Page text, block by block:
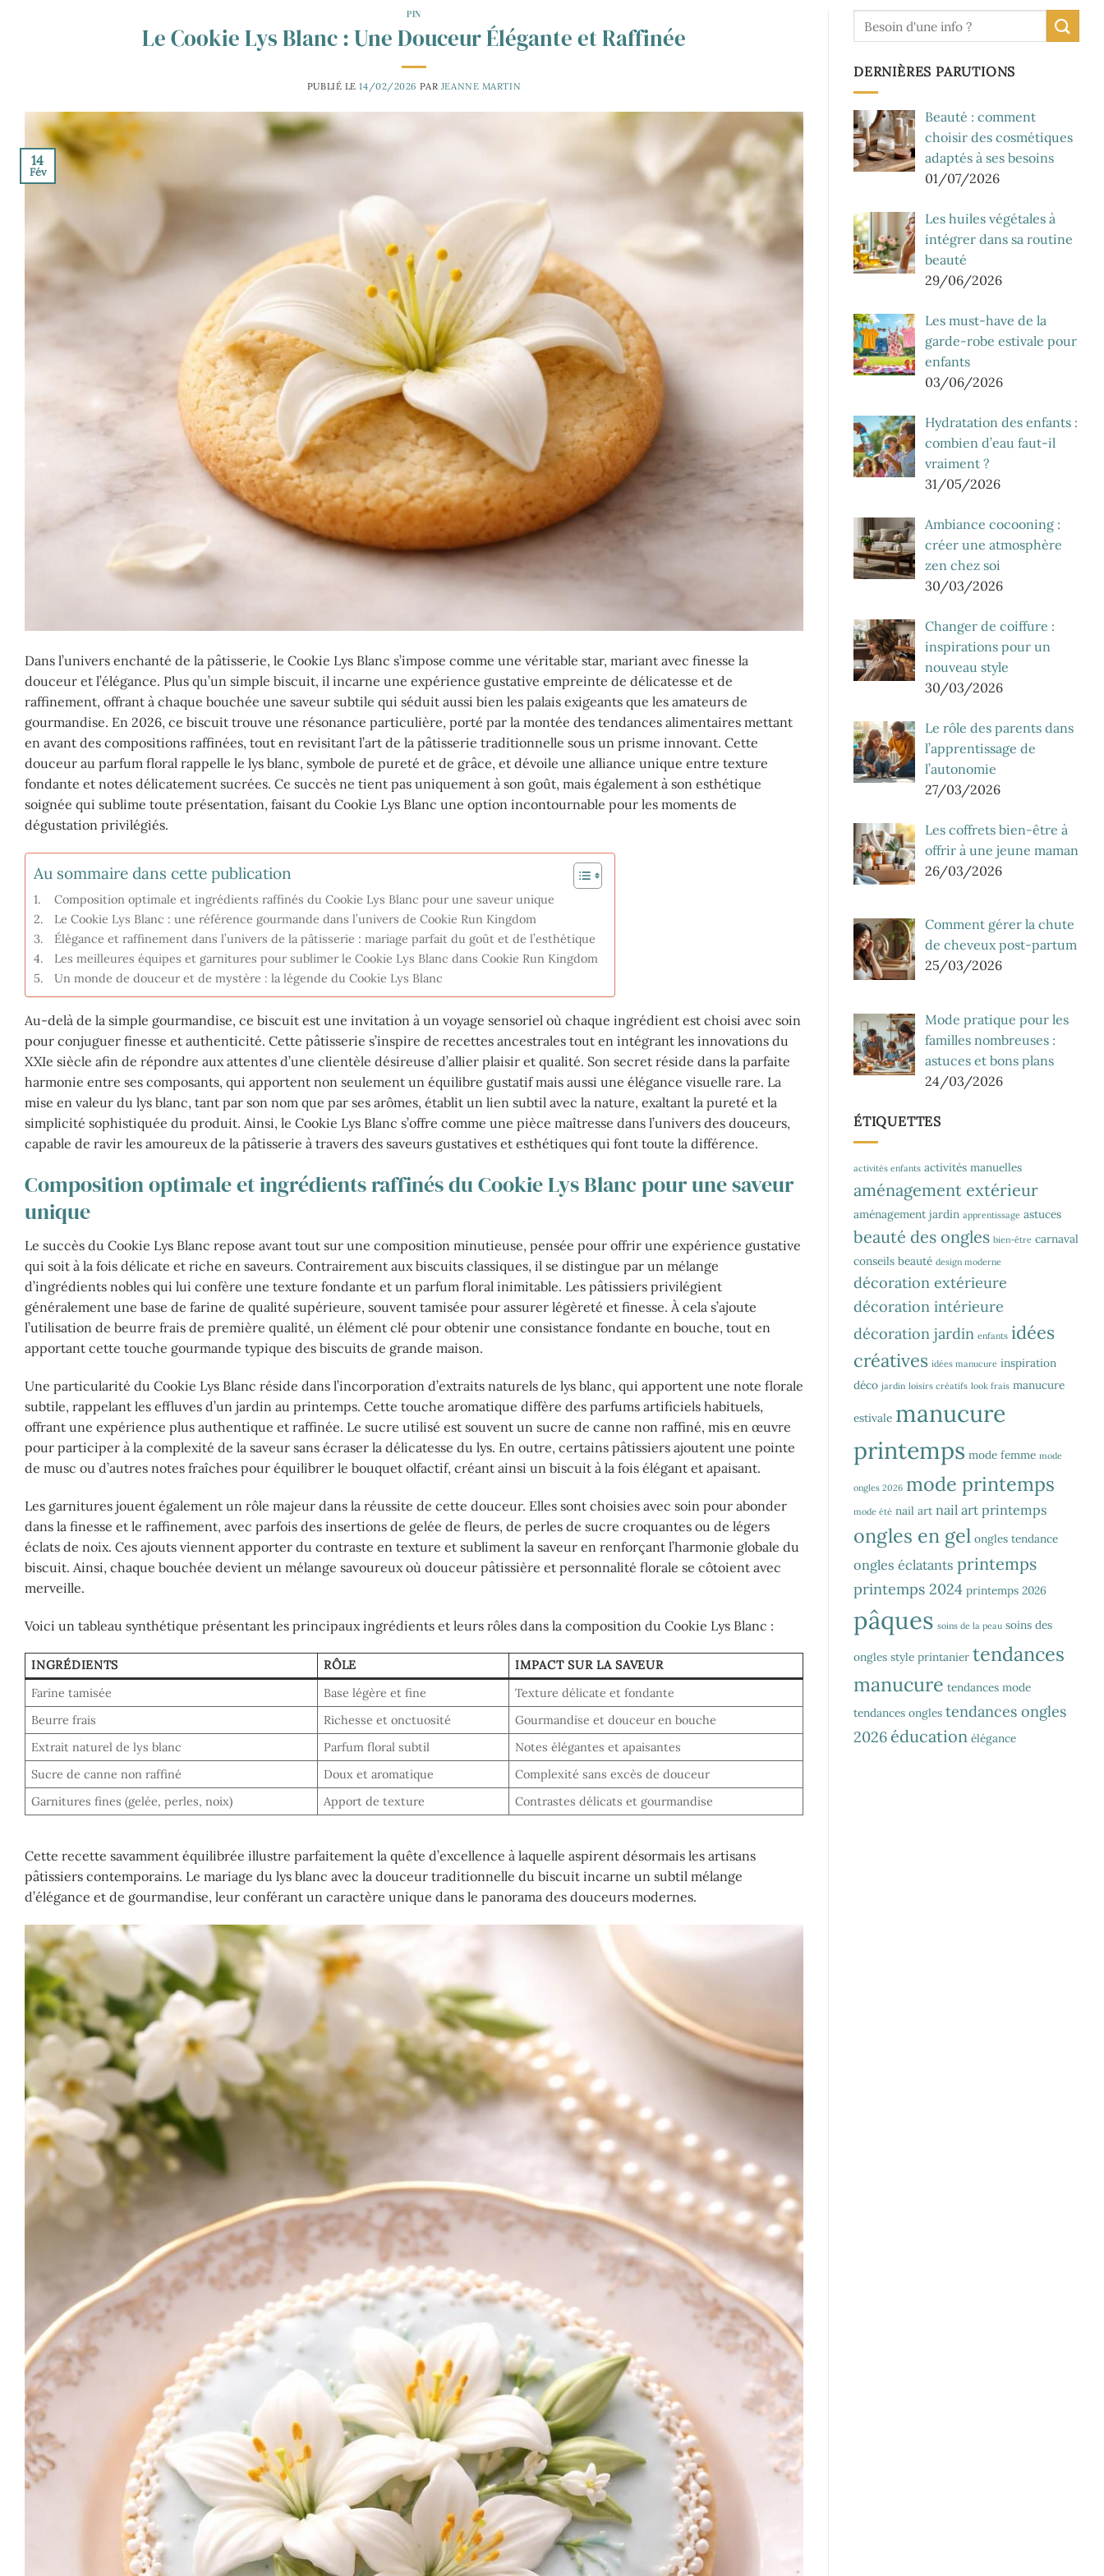
PIN
Le Cookie Lys Blanc : Une Douceur Élégante et Raffinée
PUBLIÉ LE14/02/2026 PAR JEANNE MARTIN
14
Fév
Dans l’univers enchanté de la pâtisserie, le Cookie Lys Blanc s’impose comme une véritable star, mariant avec finesse la
douceur et l’élégance. Plus qu’un simple biscuit, il incarne une expérience gustative empreinte de délicatesse et de
raffinement, offrant à chaque bouchée une saveur subtile qui séduit aussi bien les palais exigeants que les amateurs de
gourmandise. En 2026, ce biscuit trouve une résonance particulière, porté par la montée des tendances alimentaires mettant
en avant des compositions raffinées, tout en revisitant l’art de la pâtisserie traditionnelle sous un prisme innovant. Cette
douceur au parfum floral rappelle le lys blanc, symbole de pureté et de grâce, et dévoile une alliance unique entre texture
fondante et notes délicatement sucrées. Ce succès ne tient pas uniquement à son goût, mais également à son esthétique
soignée qui sublime toute présentation, faisant du Cookie Lys Blanc une option incontournable pour les moments de
dégustation privilégiés.
Au sommaire dans cette publication
Composition optimale et ingrédients raffinés du Cookie Lys Blanc pour une saveur unique
Le Cookie Lys Blanc : une référence gourmande dans l’univers de Cookie Run Kingdom
Élégance et raffinement dans l’univers de la pâtisserie : mariage parfait du goût et de l’esthétique
Les meilleures équipes et garnitures pour sublimer le Cookie Lys Blanc dans Cookie Run Kingdom
Un monde de douceur et de mystère : la légende du Cookie Lys Blanc
Au-delà de la simple gourmandise, ce biscuit est une invitation à un voyage sensoriel où chaque ingrédient est choisi avec soin
pour conjuguer finesse et authenticité. Cette pâtisserie s’inspire de recettes ancestrales tout en intégrant les innovations du
XXIe siècle afin de répondre aux attentes d’une clientèle désireuse d’allier plaisir et qualité. Son secret réside dans la parfaite
harmonie entre ses composants, qui apportent non seulement un équilibre gustatif mais aussi une élégance visuelle rare. La
mise en valeur du lys blanc, tant par son nom que par ses arômes, établit un lien subtil avec la nature, exaltant la pureté et la
simplicité sophistiquée du produit. Ainsi, le Cookie Lys Blanc s’offre comme une pièce maîtresse dans l’univers des douceurs,
capable de ravir les amoureux de la pâtisserie à travers des saveurs gustatives et esthétiques qui font toute la différence.
Composition optimale et ingrédients raffinés du Cookie Lys Blanc pour une saveur
unique
Le succès du Cookie Lys Blanc repose avant tout sur une composition minutieuse, pensée pour offrir une expérience gustative
qui soit à la fois délicate et riche en saveurs. Contrairement aux biscuits classiques, il se distingue par un mélange
d’ingrédients nobles qui lui confère une texture fondante et un parfum floral inimitable. Les pâtissiers privilégient
généralement une base de farine de qualité supérieure, souvent tamisée pour assurer légèreté et finesse. À cela s’ajoute
l’utilisation de beurre frais de première qualité, un élément clé pour obtenir une consistance fondante en bouche, tout en
apportant cette touche gourmande typique des biscuits de grande maison.
Une particularité du Cookie Lys Blanc réside dans l’incorporation d’extraits naturels de lys blanc, qui apportent une note florale
subtile, rappelant les effluves d’un jardin au printemps. Cette touche aromatique diffère des parfums artificiels habituels,
offrant une expérience plus authentique et raffinée. Le sucre utilisé est souvent un sucre de canne non raffiné, mis en œuvre
pour participer à la complexité de la saveur sans écraser la délicatesse du lys. En outre, certains pâtissiers ajoutent une pointe
de musc ou d’autres notes fraîches pour équilibrer le bouquet olfactif, créant ainsi un biscuit à la fois élégant et apaisant.
Les garnitures jouent également un rôle majeur dans la réussite de cette douceur. Elles sont choisies avec soin pour abonder
dans la finesse et le raffinement, avec parfois des insertions de gelée de fleurs, de perles de sucre croquantes ou de légers
éclats de noix. Ces ajouts viennent apporter du contraste en texture et subliment la saveur en renforçant l’harmonie globale du
biscuit. Ainsi, chaque bouchée devient un mélange savoureux où douceur pâtissière et personnalité florale se côtoient avec
merveille.
Voici un tableau synthétique présentant les principaux ingrédients et leurs rôles dans la composition du Cookie Lys Blanc :
INGRÉDIENTS RÔLE
IMPACT SUR LA SAVEUR
Farine tamisée
Base légère et fine
Texture délicate et fondante
Beurre frais
Richesse et onctuosité
Gourmandise et douceur en bouche
Extrait naturel de lys blanc
Parfum floral subtil
Notes élégantes et apaisantes
Sucre de canne non raffiné
Doux et aromatique
Complexité sans excès de douceur
Garnitures fines (gelée, perles, noix)
Apport de texture Contrastes délicats et gourmandise
Cette recette savamment équilibrée illustre parfaitement la quête d’excellence à laquelle aspirent désormais les artisans
pâtissiers contemporains. Le mariage du lys blanc avec la douceur traditionnelle du biscuit incarne un subtil mélange
d’élégance et de gourmandise, leur conférant un caractère unique dans le panorama des douceurs modernes.
DERNIÈRES PARUTIONS
Beauté : comment
choisir des cosmétiques
adaptés à ses besoins
01/07/2026
Les huiles végétales à
intégrer dans sa routine
beauté
29/06/2026
Les must-have de la
garde-robe estivale pour
enfants
03/06/2026
Hydratation des enfants :
combien d’eau faut-il
vraiment ?
31/05/2026
Ambiance cocooning :
créer une atmosphère
zen chez soi
30/03/2026
Changer de coiffure :
inspirations pour un
nouveau style
30/03/2026
Le rôle des parents dans
l’apprentissage de
l’autonomie
27/03/2026
Les coffrets bien-être à
offrir à une jeune maman
26/03/2026
Comment gérer la chute
de cheveux post-partum
25/03/2026
Mode pratique pour les
familles nombreuses :
astuces et bons plans
24/03/2026
ÉTIQUETTES
activités enfants activités manuelles
aménagement extérieur
aménagement jardin apprentissage astuces
beauté des ongles bien-être carnaval
conseils beauté design moderne
décoration extérieure
décoration intérieure
décoration jardin enfants idées
créatives idées manucure inspiration
déco jardin loisirs créatifs look frais manucure
estivale manucure
printemps mode femme mode
ongles 2026 mode printemps
mode été nail art nail art printemps
ongles en gel ongles tendance
ongles éclatants printemps
printemps 2024 printemps 2026
pâques soins de la peau soins des
ongles style printanier tendances
manucure tendances mode
tendances ongles tendances ongles
2026 éducation élégance